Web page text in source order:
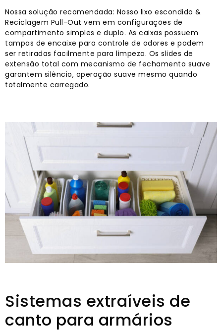
Nossa solução recomendada: Nosso lixo escondido &
Reciclagem Pull-Out vem em configurações de
compartimento simples e duplo. As caixas possuem
tampas de encaixe para controle de odores e podem
ser retiradas facilmente para limpeza. Os slides de
extensão total com mecanismo de fechamento suave
garantem silêncio, operação suave mesmo quando
totalmente carregado.
Sistemas extraíveis de
canto para armários